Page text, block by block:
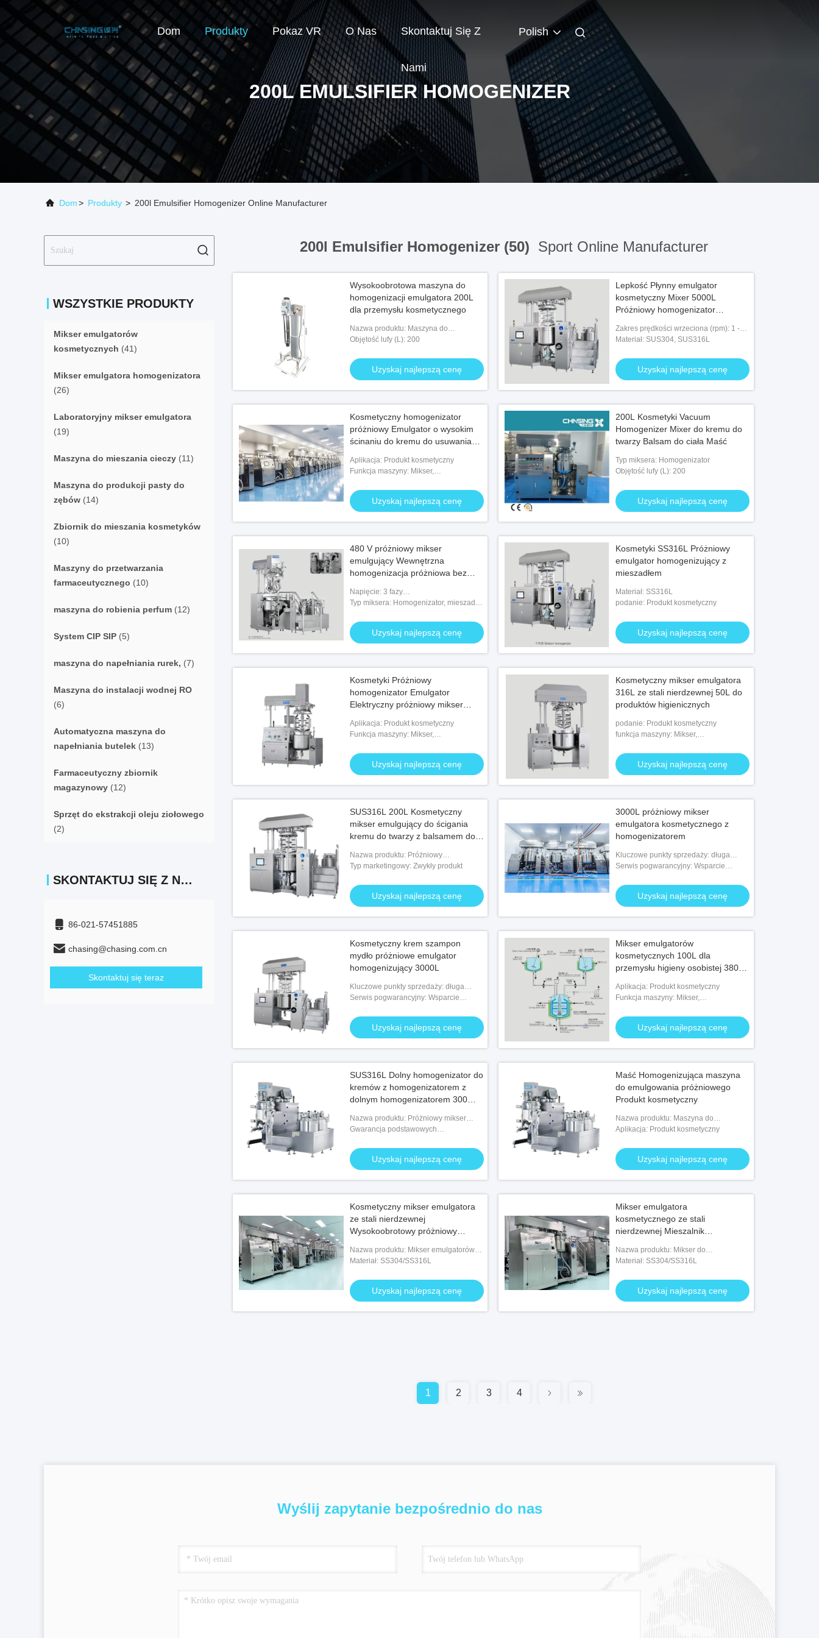
Dom Produkty Pokaz VR O Nas Skontaktuj Się Z
Nami
Polish
200L EMULSIFIER HOMOGENIZER
Dom> Produkty > 200l Emulsifier Homogenizer Online Manufacturer
WSZYSTKIE PRODUKTY
Mikser emulgatorów
kosmetycznych (41)
Mikser emulgatora homogenizatora
(26)
Laboratoryjny mikser emulgatora
(19)
Maszyna do mieszania cieczy (11)
Maszyna do produkcji pasty do
zębów (14)
Zbiornik do mieszania kosmetyków
(10)
Maszyny do przetwarzania
farmaceutycznego (10)
maszyna do robienia perfum (12)
System CIP SIP (5)
maszyna do napełniania rurek, (7)
Maszyna do instalacji wodnej RO
(6)
Automatyczna maszyna do
napełniania butelek (13)
Farmaceutyczny zbiornik
magazynowy (12)
Sprzęt do ekstrakcji oleju ziołowego
(2)
SKONTAKTUJ SIĘ Z NAMI
86-021-57451885
chasing@chasing.com.cn
Skontaktuj się teraz
200l Emulsifier Homogenizer (50) Sport Online Manufacturer
Wysokoobrotowa maszyna do
homogenizacji emulgatora 200L
dla przemysłu kosmetycznego
Nazwa produktu: Maszyna do
homogenizacji emulgatora
Objętość lufy (L): 200
Uzyskaj najlepszą cenę
Lepkość Płynny emulgator
kosmetyczny Mixer 5000L
Próżniowy homogenizator
Zakres prędkości wrzeciona (rpm): 1 -
3600 obr/min
Materiał: SUS304, SUS316L
Uzyskaj najlepszą cenę
Kosmetyczny homogenizator
próżniowy Emulgator o wysokim
ścinaniu do kremu do usuwania
Aplikacja: Produkt kosmetyczny
Funkcja maszyny: Mikser,
próżnia
Uzyskaj najlepszą cenę
200L Kosmetyki Vacuum
Homogenizer Mixer do kremu do
twarzy Balsam do ciała Maść
Typ miksera: Homogenizator
Objętość lufy (L): 200
Uzyskaj najlepszą cenę
480 V próżniowy mikser
emulgujący Wewnętrzna
homogenizacja próżniowa bez
Napięcie: 3 fazy
200V/380V/415V/480V/600V
Typ miksera: Homogenizator, mieszadło,
Uzyskaj najlepszą cenę
Kosmetyki SS316L Próżniowy
emulgator homogenizujący z
mieszadłem
Materiał: SS316L
podanie: Produkt kosmetyczny
Uzyskaj najlepszą cenę
Kosmetyki Próżniowy
homogenizator Emulgator
Elektryczny próżniowy mikser
Aplikacja: Produkt kosmetyczny
Funkcja maszyny: Mikser,
próżnia
Uzyskaj najlepszą cenę
Kosmetyczny mikser emulgatora
316L ze stali nierdzewnej 50L do
produktów higienicznych
podanie: Produkt kosmetyczny
funkcja maszyny: Mikser,
próżnia
Uzyskaj najlepszą cenę
SUS316L 200L Kosmetyczny
mikser emulgujący do ścigania
kremu do twarzy z balsamem do
Nazwa produktu: Próżniowy
homogenizator emulgujący
Typ marketingowy: Zwykły produkt
Uzyskaj najlepszą cenę
3000L próżniowy mikser
emulgatora kosmetycznego z
homogenizatorem
Kluczowe punkty sprzedaży: długa
żywotność
Serwis pogwarancyjny: Wsparcie
części zamienne, konserwacja w terenie
i serwis naprawcz
Uzyskaj najlepszą cenę
Kosmetyczny krem ​​szampon
mydło próżniowe emulgator
homogenizujący 3000L
Kluczowe punkty sprzedaży: długa
żywotność
Serwis pogwarancyjny: Wsparcie
części zamienne, konserwacja w terenie
i serwis naprawcz
Uzyskaj najlepszą cenę
Mikser emulgatorów
kosmetycznych 100L dla
przemysłu higieny osobistej 380V
Aplikacja: Produkt kosmetyczny
Funkcja maszyny: Mikser,
próżnia
Uzyskaj najlepszą cenę
SUS316L Dolny homogenizator do
kremów z homogenizatorem z
dolnym homogenizatorem 300
Nazwa produktu: Próżniowy mikser
emulgujący
Gwarancja podstawowych
Uzyskaj najlepszą cenę
Maść Homogenizująca maszyna
do emulgowania próżniowego
Produkt kosmetyczny
Nazwa produktu: Maszyna do
emulgowania próżniowego
Aplikacja: Produkt kosmetyczny
Uzyskaj najlepszą cenę
Kosmetyczny mikser emulgatora
ze stali nierdzewnej
Wysokoobrotowy próżniowy
Nazwa produktu: Mikser emulgatorów
kosmetycznych
Materiał: SS304/SS316L
Uzyskaj najlepszą cenę
Mikser emulgatora
kosmetycznego ze stali
nierdzewnej Mieszalnik
wysokim ścinaniu 5000L
Nazwa produktu: Mikser do
emulgatorów kosmetycznych
Materiał: SS304/SS316L
Uzyskaj najlepszą cenę
1 2 3 4
Wyślij zapytanie bezpośrednio do nas